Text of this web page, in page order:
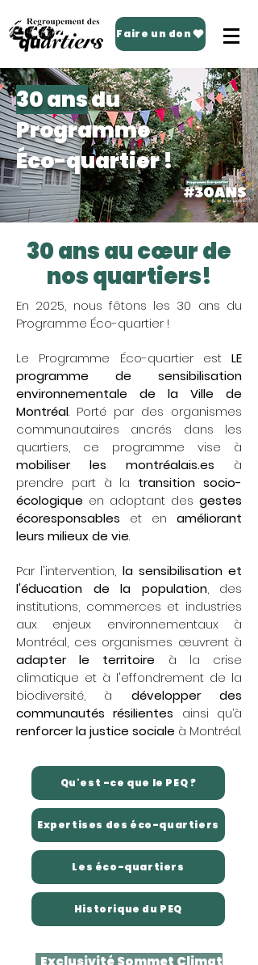
Faire un don
30 ansdu
Programme
Éco-quartier !
30 ans au cœur de
nos quartiers!
En 2025, nous fêtons les 30 ans du
Programme Éco-quartier !
Le Programme Éco-quartier est LE
programme de sensibilisation
environnementale de la Ville de
Montréal. Porté par des organismes
communautaires ancrés dans les
quartiers, ce programme vise à
mobiliser les montréalais.es à
prendre part à la transition socio-
écologique en adoptant des gestes
écoresponsables et en améliorant
leurs milieux de vie.
Par l'intervention, la sensibilisation et
l'éducation de la population, des
institutions, commerces et industries
aux enjeux environnementaux à
Montréal, ces organismes œuvrent à
adapter le territoire à la crise
climatique et à l'effondrement de la
biodiversité, à développer des
communautés résilientes ainsi qu’à
renforcer la justice sociale à Montréal.
Qu'est -ce que le PEQ ?
Expertises des éco-quartiers
Les éco-quartiers
Historique du PEQ
Exclusivité Sommet Climat